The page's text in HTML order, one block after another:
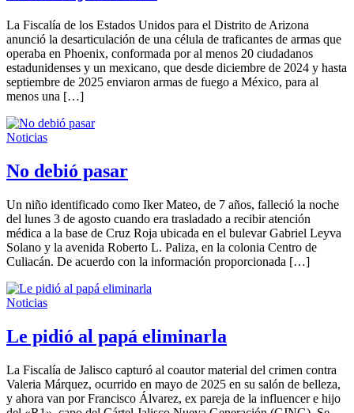
La Fiscalía de los Estados Unidos para el Distrito de Arizona
anunció la desarticulación de una célula de traficantes de armas que
operaba en Phoenix, conformada por al menos 20 ciudadanos
estadunidenses y un mexicano, que desde diciembre de 2024 y hasta
septiembre de 2025 enviaron armas de fuego a México, para al
menos una […]
Noticias
No debió pasar
Un niño identificado como Iker Mateo, de 7 años, falleció la noche
del lunes 3 de agosto cuando era trasladado a recibir atención
médica a la base de Cruz Roja ubicada en el bulevar Gabriel Leyva
Solano y la avenida Roberto L. Paliza, en la colonia Centro de
Culiacán. De acuerdo con la información proporcionada […]
Noticias
Le pidió al papá eliminarla
La Fiscalía de Jalisco capturó al coautor material del crimen contra
Valeria Márquez, ocurrido en mayo de 2025 en su salón de belleza,
y ahora van por Francisco Álvarez, ex pareja de la influencer e hijo